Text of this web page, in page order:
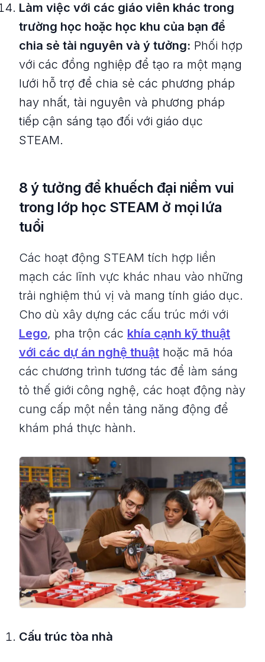
Làm việc với các giáo viên khác trong
trường học hoặc học khu của bạn để
chia sẻ tài nguyên và ý tưởng: Phối hợp
với các đồng nghiệp để tạo ra một mạng
lưới hỗ trợ để chia sẻ các phương pháp
hay nhất, tài nguyên và phương pháp
tiếp cận sáng tạo đối với giáo dục
STEAM.
8 ý tưởng để khuếch đại niềm vui
trong lớp học STEAM ở mọi lứa
tuổi
Các hoạt động STEAM tích hợp liền
mạch các lĩnh vực khác nhau vào những
trải nghiệm thú vị và mang tính giáo dục.
Cho dù xây dựng các cấu trúc mới với
Lego, pha trộn các khía cạnh kỹ thuật
với các dự án nghệ thuật hoặc mã hóa
các chương trình tương tác để làm sáng
tỏ thế giới công nghệ, các hoạt động này
cung cấp một nền tảng năng động để
khám phá thực hành.
Cấu trúc tòa nhà